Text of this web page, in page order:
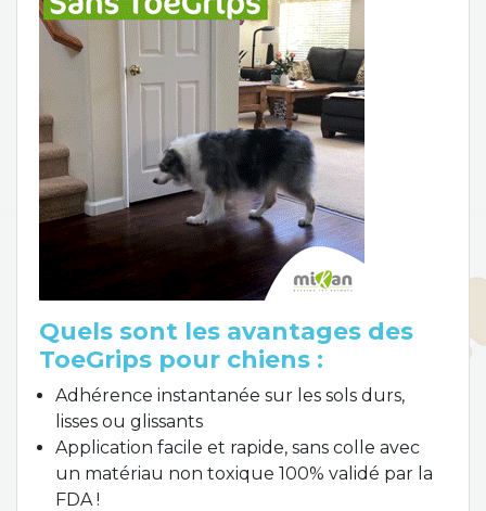
Quels sont les avantages des
ToeGrips pour chiens :
Adhérence instantanée sur les sols durs,
lisses ou glissants
Application facile et rapide, sans colle avec
un matériau non toxique 100% validé par la
FDA !